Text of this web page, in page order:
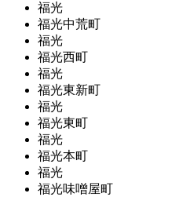
福光
福光中荒町
福光
福光西町
福光
福光東新町
福光
福光東町
福光
福光本町
福光
福光味噌屋町